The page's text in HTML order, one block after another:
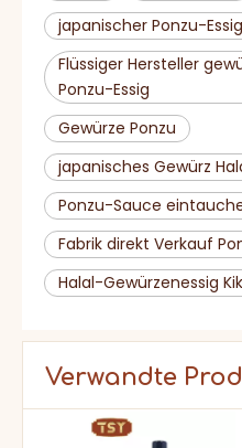
japanischer Ponzu-Essig
Flüssiger Hersteller
Ponzu-Essig
Gewürze Ponzu
japanisches Gewürz
Ponzu-Sauce
Fabrik direkt Verkauf
Halal-Gewürzenessig
Verwandte